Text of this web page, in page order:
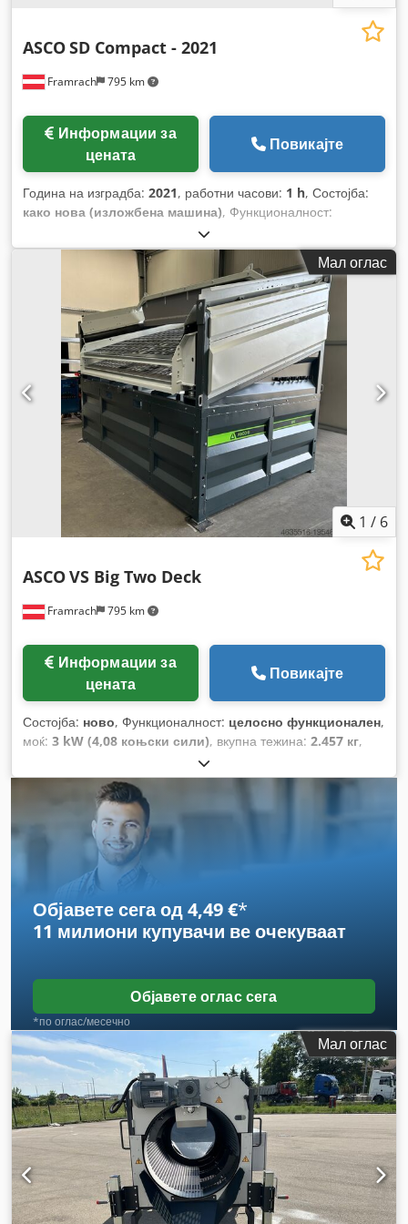
Framrach 795 km
ASCOSD Compact - 2021
цената
Повикајте
Година на изградба: 2021, работни часови: 1 h, Состојба:
како нова (изложбена машина), Функционалност:
, моќ:
вкупна тежина:1.500 кг, вкупна должина:3.340 мм, вкупна
, вкупна висина: 2.925 мм, влезен напон:
Достапна табличка со податоци,
документација / прирачник, итно стопирање,
Мал оглас
1 / 6
Framrach 795 km
ASCOVS Big Two Deck
цената
Повикајте
Состојба: ново, Функционалност: целосно функционален,
моќ: 3 kW (4,08 коњски сили), вкупна тежина: 2.457 кг,
, вкупна ширина:
вкупна висина:2.853 мм, Година на изградба:2026, влезен
400 V, Опрема:
документација / прирачник, итно стопирање
Објавете сега од 4,49 €*
11 милиони купувачи ве очекуваат
Објавете оглас сега
*по оглас/месечно
Мал оглас